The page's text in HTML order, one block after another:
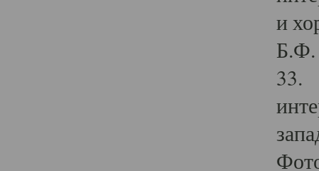
и
Б.Ф.
33.